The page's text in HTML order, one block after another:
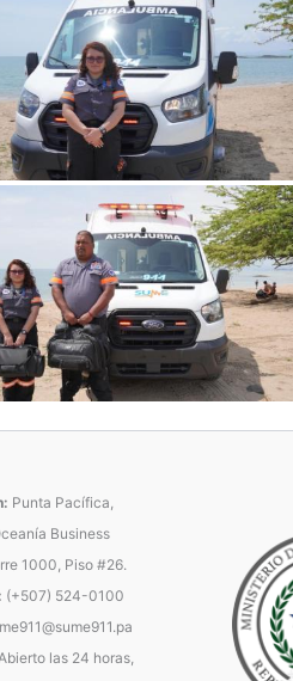
Punta Pacífica,
Business
1000, Piso #26.
(+507) 524-0100
las 24 horas,